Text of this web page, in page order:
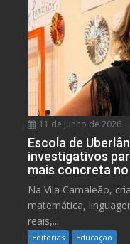
11 de junho de 2026
Escola de
investigativos
mais concreta no
Na Vila Camaleão,
matemática,
reais,...
Editorias Educação